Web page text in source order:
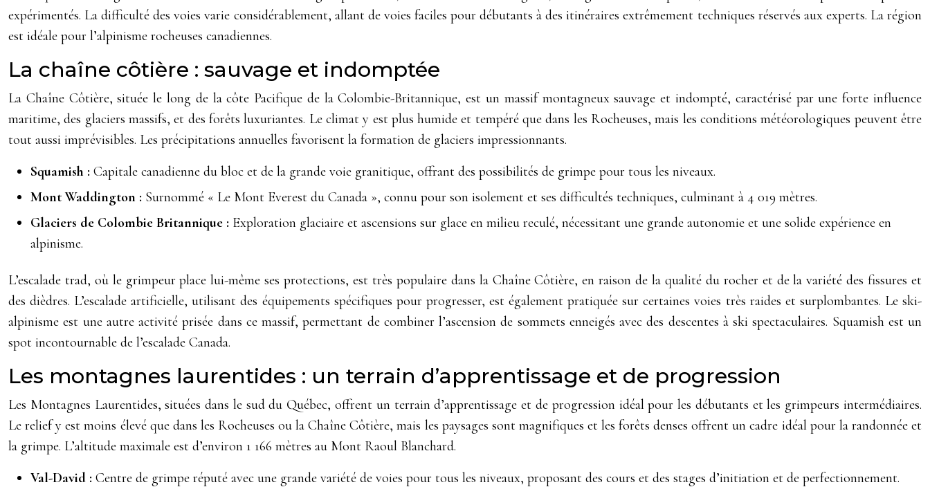
expérimentés. La difficulté des voies varie considérablement, allant de voies faciles pour débutants à des itinéraires extrêmement techniques réservés aux experts. La région
est idéale pour l’alpinisme rocheuses canadiennes.
La chaîne côtière : sauvage et indomptée
La Chaîne Côtière, située le long de la côte Pacifique de la Colombie-Britannique, est un massif montagneux sauvage et indompté, caractérisé par une forte influence
maritime, des glaciers massifs, et des forêts luxuriantes. Le climat y est plus humide et tempéré que dans les Rocheuses, mais les conditions météorologiques peuvent être
tout aussi imprévisibles. Les précipitations annuelles favorisent la formation de glaciers impressionnants.
Squamish : Capitale canadienne du bloc et de la grande voie granitique, offrant des possibilités de grimpe pour tous les niveaux.
Mont Waddington : Surnommé « Le Mont Everest du Canada », connu pour son isolement et ses difficultés techniques, culminant à 4 019 mètres.
Glaciers de Colombie Britannique : Exploration glaciaire et ascensions sur glace en milieu reculé, nécessitant une grande autonomie et une solide expérience en
alpinisme.
L’escalade trad, où le grimpeur place lui-même ses protections, est très populaire dans la Chaîne Côtière, en raison de la qualité du rocher et de la variété des fissures et
des dièdres. L’escalade artificielle, utilisant des équipements spécifiques pour progresser, est également pratiquée sur certaines voies très raides et surplombantes. Le ski-
alpinisme est une autre activité prisée dans ce massif, permettant de combiner l’ascension de sommets enneigés avec des descentes à ski spectaculaires. Squamish est un
spot incontournable de l’escalade Canada.
Les montagnes laurentides : un terrain d’apprentissage et de progression
Les Montagnes Laurentides, situées dans le sud du Québec, offrent un terrain d’apprentissage et de progression idéal pour les débutants et les grimpeurs intermédiaires.
Le relief y est moins élevé que dans les Rocheuses ou la Chaîne Côtière, mais les paysages sont magnifiques et les forêts denses offrent un cadre idéal pour la randonnée et
la grimpe. L’altitude maximale est d’environ 1 166 mètres au Mont Raoul Blanchard.
Val-David : Centre de grimpe réputé avec une grande variété de voies pour tous les niveaux, proposant des cours et des stages d’initiation et de perfectionnement.